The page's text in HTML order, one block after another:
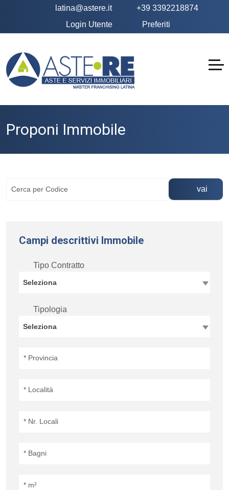
latina@astere.it
+39 3392218874
Login Utente
Preferiti
Proponi Immobile
vai
Campi descrittivi Immobile
Tipo Contratto
Seleziona
Tipologia
Seleziona